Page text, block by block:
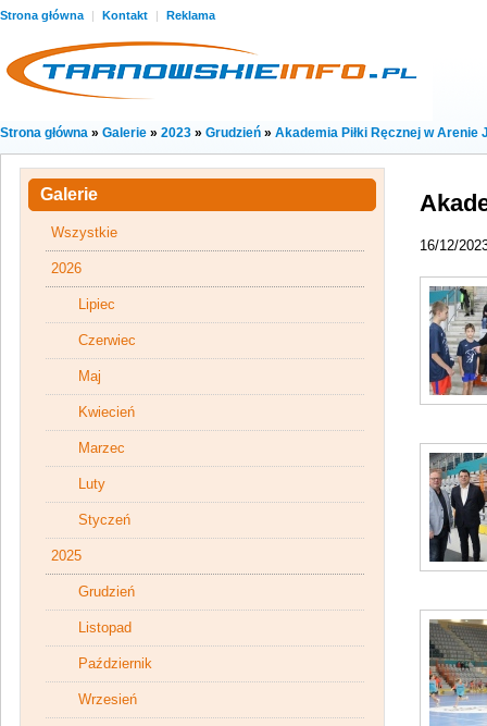
Strona główna | Kontakt | Reklama
Strona główna » Galerie » 2023 » Grudzień » Akademia Piłki Ręcznej w Arenie
16/12/
Galerie
Wszystkie
2026
Lipiec
Czerwiec
Maj
Kwiecień
Marzec
Luty
Styczeń
2025
Grudzień
Listopad
Październik
Wrzesień